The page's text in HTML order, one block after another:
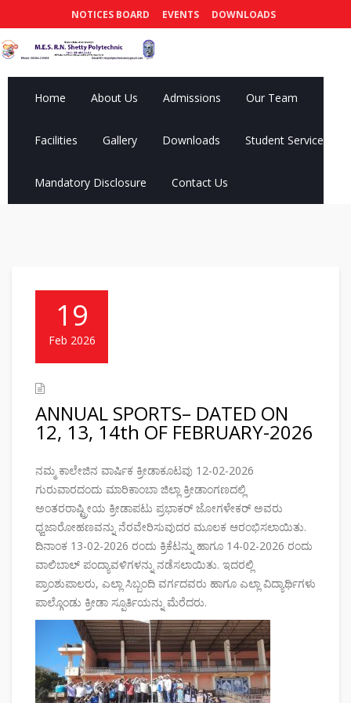
NOTICES BOARD EVENTS DOWNLOADS
Home About Us Admissions Our Team
Facilities Gallery Downloads Student Services
Mandatory Disclosure Contact Us
19
Feb 2026
ANNUAL SPORTS– DATED ON
12, 13, 14th OF FEBRUARY-2026
ನಮ್ಮ ಕಾಲೇಜಿನ ವಾರ್ಷಿಕ ಕ್ರೀಡಾಕೂಟವು 12-02-2026
ಗುರುವಾರದಂದು ಮಾರಿಕಾಂಬಾ ಜಿಲ್ಲಾ ಕ್ರೀಡಾಂಗಣದಲ್ಲಿ
ಅಂತರರಾಷ್ಟ್ರೀಯ ಕ್ರೀಡಾಪಟು ಪ್ರಭಾಕರ್ ಜೋಗಳೇಕರ್ ಅವರು
ಧ್ವಜಾರೋಹಣವನ್ನು ನೆರವೇರಿಸುವುದರ ಮೂಲಕ ಆರಂಭಿಸಲಾಯಿತು.
ದಿನಾಂಕ 13-02-2026 ರಂದು ಕ್ರಿಕೆಟನ್ನು ಹಾಗೂ 14-02-2026 ರಂದು
ವಾಲಿಬಾಲ್ ಪಂದ್ಯಾವಳಿಗಳನ್ನು ನಡೆಸಲಾಯಿತು. ಇದರಲ್ಲಿ
ಪ್ರಾಂಶುಪಾಲರು, ಎಲ್ಲಾ ಸಿಬ್ಬಂದಿ ವರ್ಗದವರು ಹಾಗೂ ಎಲ್ಲಾ ವಿದ್ಯಾರ್ಥಿಗಳು
ಪಾಲ್ಗೊಂಡು ಕ್ರೀಡಾ ಸ್ಪೂರ್ತಿಯನ್ನು ಮೆರೆದರು.